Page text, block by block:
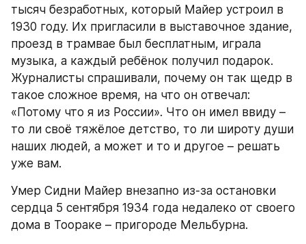
тысяч безработных, который Майер устроил в
1930 году. Их пригласили в выставочное здание,
проезд в трамвае был бесплатным, играла
музыка, а каждый ребёнок получил подарок.
Журналисты спрашивали, почему он так щедр в
такое сложное время, на что он отвечал:
«Потому что я из России». Что он имел ввиду –
то ли своё тяжёлое детство, то ли широту души
наших людей, а может и то и другое – решать
уже вам.
Умер Сидни Майер внезапно из-за остановки
сердца 5 сентября 1934 года недалеко от своего
дома в Тоораке – пригороде Мельбурна.